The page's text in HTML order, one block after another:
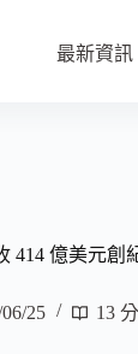
最新資訊
414 億美元創
25 13